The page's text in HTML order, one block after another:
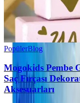
PopülerBlog
Mogokids Pembe
Saç Fırçası
Aksesuarları